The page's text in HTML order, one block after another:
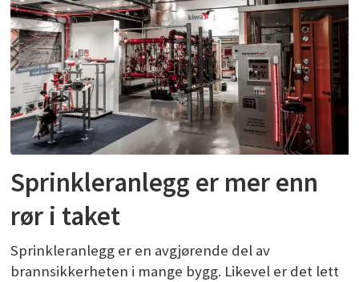
Sprinkleranlegg er mer enn
rør i taket
Sprinkleranlegg er en avgjørende del av
brannsikkerheten i mange bygg. Likevel er det lett